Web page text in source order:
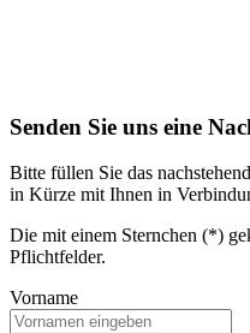
Senden Sie uns eine
Bitte füllen Sie das
in Kürze mit Ihnen in
Die mit einem Sternchen (*)
Pflichtfelder.
Vorname